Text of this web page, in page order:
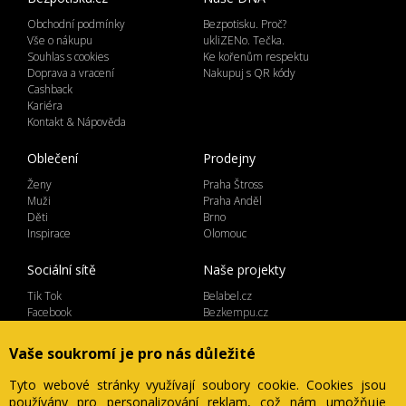
Vaše soukromí je pro nás důležité
Tyto webové stránky využívají soubory cookie. Cookies jsou
používány pro personalizování reklam, což nám umožňuje
Obchodní podmínky
Vše o nákupu
Souhlas s cookies
Doprava a vracení
Cashback
Kariéra
Kontakt & Nápověda
Bezpotisku. Proč?
ukliZENo. Tečka.
Ke kořenům respektu
Nakupuj s QR kódy
Oblečení
Ženy
Muži
Děti
Inspirace
Prodejny
Praha Štross
Praha Anděl
Brno
Olomouc
Sociální sítě
Tik Tok
Facebook
Naše projekty
Belabel.cz
Bezkempu.cz